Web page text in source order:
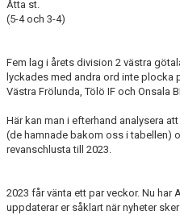
Åtta st.
(5-4 och 3-4)
Fem lag i årets division 2 västra
lyckades med andra ord inte plocka
Västra Frölunda, Tölö IF och Onsala
Här kan man i efterhand analysera
(de hamnade bakom oss i tabellen)
revanschlusta till 2023.
2023 får vänta ett par veckor. Nu
uppdaterar er såklart när nyheter